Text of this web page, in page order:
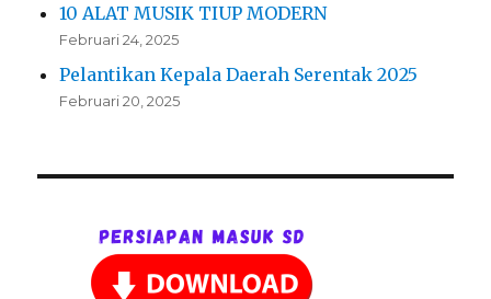
10 ALAT MUSIK TIUP MODERN
Februari 24, 2025
Pelantikan Kepala Daerah Serentak 2025
Februari 20, 2025